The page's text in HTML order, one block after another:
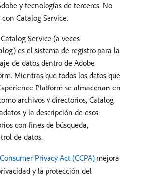
y tecnologías de terceros. No
Catalog Service.
Service (a veces
es el sistema de registro para la
de datos dentro de Adobe
Mientras que todos los datos que
Platform se almacenan en
archivos y directorios, Catalog
y la descripción de esos
con fines de búsqueda,
de datos.
Privacy Act (CCPA) mejora
y la protección del